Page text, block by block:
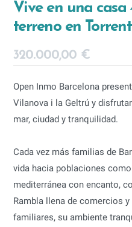
Vive en una casa
terreno en
320.000,00 €
Open Inmo Barcelona
Vilanova i la Geltrú y
mar, ciudad y tranquilidad.
Cada vez más familias de
vida hacia poblaciones
mediterránea con encanto,
Rambla llena de comercios
familiares, su ambiente